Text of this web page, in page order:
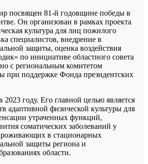
посвящен 81-й годовщине победы в
Он организован в рамках проекта
культура для лиц пожилого
специалистов, внедрение в
защиты, оценка воздействия
по инициативе областного совета
с региональным комитетом
при поддержке Фонда президентских
2023 году. Его главной целью является
адаптивной физической культуры для
утраченных функций,
соматических заболеваний у
в стационарных
защиты региона и
области.